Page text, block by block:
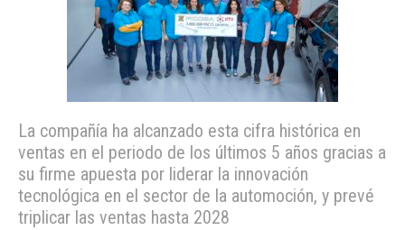
La compañía ha alcanzado esta cifra histórica en
ventas en el periodo de los últimos 5 años gracias a
su firme apuesta por liderar la innovación
tecnológica en el sector de la automoción, y prevé
triplicar las ventas hasta 2028